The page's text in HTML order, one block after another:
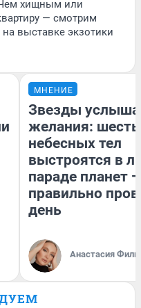
хищным или
— смотрим
выставке экзотики
МНЕНИЕ
Звезды
желания: шесть
небесных тел
выстроятся в
параде планет
правильно
день
Анастасия